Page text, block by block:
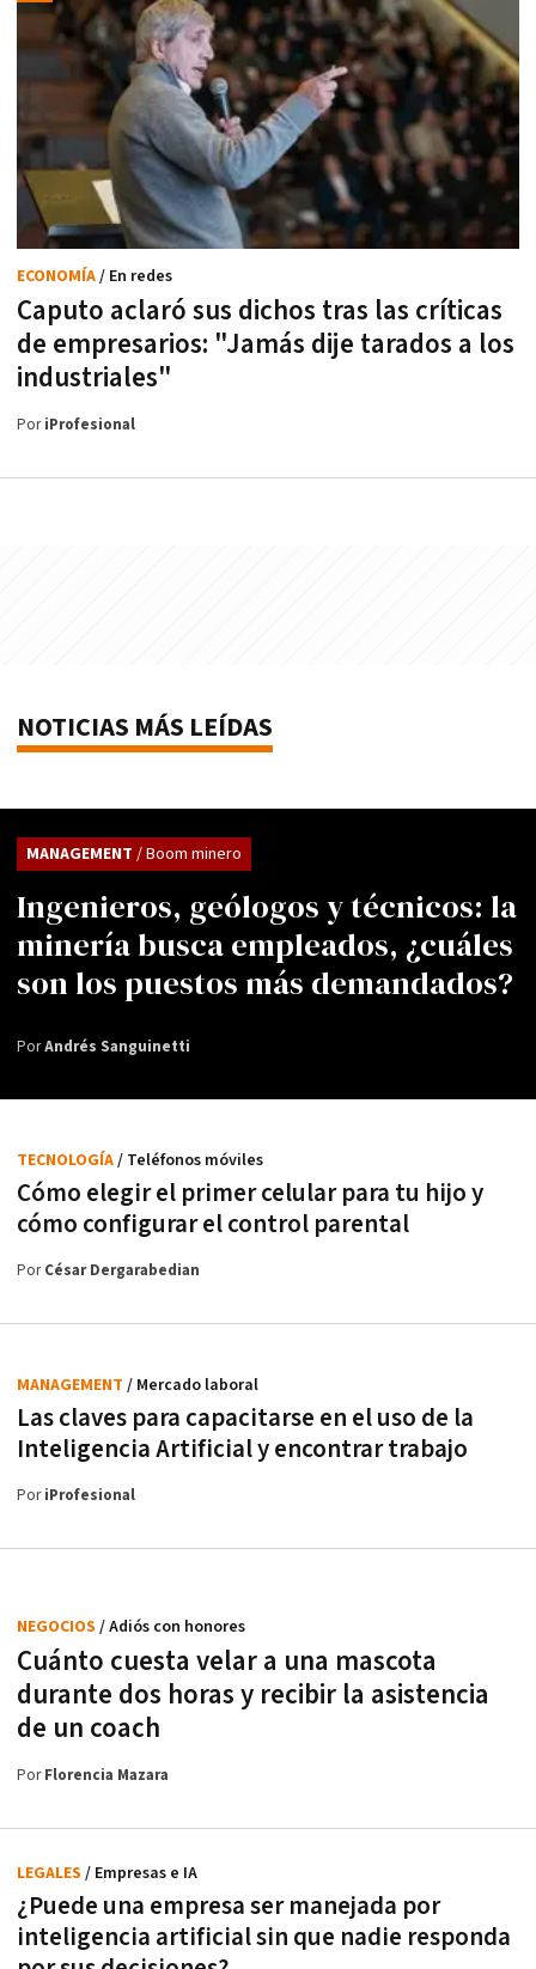
Caputo aclaró sus dichos tras las críticas
de empresarios: "Jamás dije tarados a los
industriales"
ECONOMÍA/ En redes
PoriProfesional
NOTICIAS MÁS LEÍDAS
Ingenieros, geólogos y técnicos: la
minería busca empleados, ¿cuáles
son los puestos más demandados?
MANAGEMENT / Boom minero
PorAndrés Sanguinetti
Cómo elegir el primer celular para tu hijo y
cómo configurar el control parental
TECNOLOGÍA/ Teléfonos móviles
PorCésar Dergarabedian
Las claves para capacitarse en el uso de la
Inteligencia Artificial y encontrar trabajo
MANAGEMENT / Mercado laboral
PoriProfesional
Cuánto cuesta velar a una mascota
durante dos horas y recibir la asistencia
de un coach
NEGOCIOS / Adiós con honores
PorFlorencia Mazara
¿Puede una empresa ser manejada por
inteligencia artificial sin que nadie responda
LEGALES / Empresas e IA